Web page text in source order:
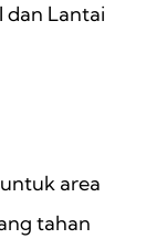
dan Lantai
area
tahan